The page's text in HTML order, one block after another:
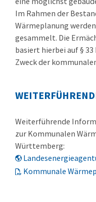
Im Rahmen der
Wärmeplanung
gesammelt. Die
basiert hierbei auf §
Zweck der
Weiterführende
zur Kommunalen
Württemberg:
Kommunale